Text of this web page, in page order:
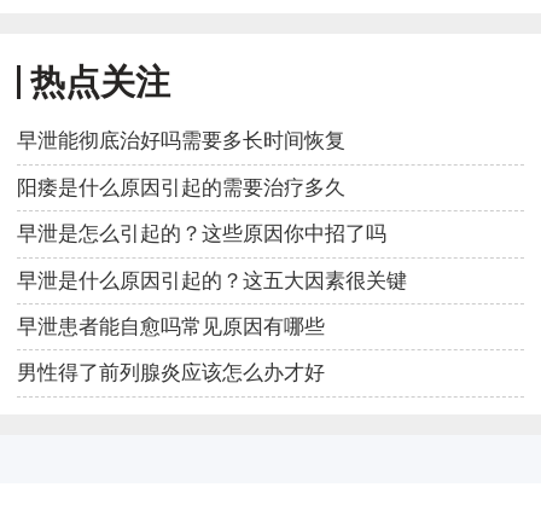
热点关注
早泄能彻底治好吗需要多长时间恢复
阳痿是什么原因引起的需要治疗多久
早泄是怎么引起的？这些原因你中招了吗
早泄是什么原因引起的？这五大因素很关键
早泄患者能自愈吗常见原因有哪些
男性得了前列腺炎应该怎么办才好